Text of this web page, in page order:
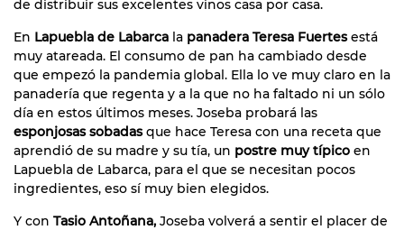
de distribuir sus excelentes vinos casa por casa.
En Lapuebla de Labarca la panadera Teresa Fuertesestá
muy atareada. El consumo de pan ha cambiado desde
que empezó la pandemia global. Ella lo ve muy claro en la
panadería que regenta y a la que no ha faltado ni un sólo
día en estos últimos meses. Joseba probará las
esponjosas sobadasque hace Teresa con una receta que
aprendió de su madre y su tía, un postre muy típico en
Lapuebla de Labarca, para el que se necesitan pocos
ingredientes, eso sí muy bien elegidos.
Y con Tasio Antoñana, Joseba volverá a sentir el placer de